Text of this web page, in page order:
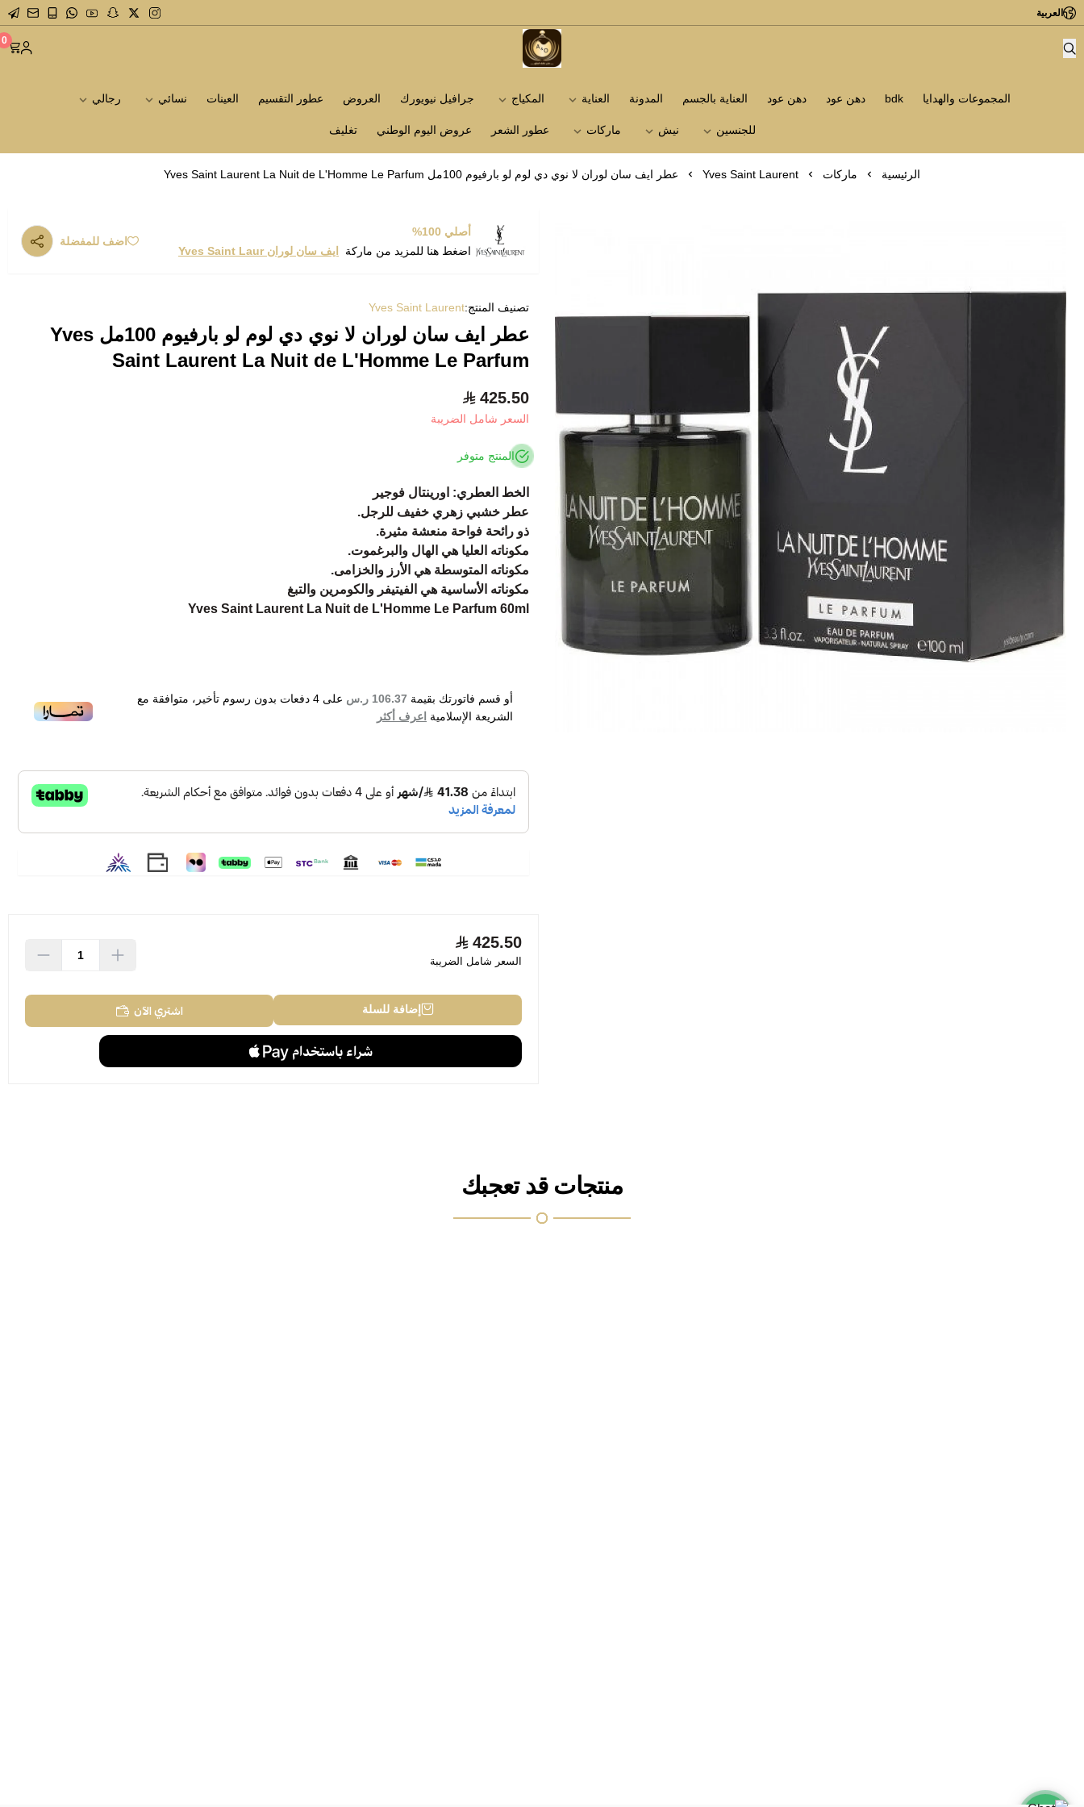
العربية
متجر عاشق العطور 0
المجموعات والهدايا bdk دهن عود دهن عود العناية بالجسم المدونة العناية المكياج جرافيل نيويورك العروض عطور التقسيم العينات نسائي رجالي
للجنسين نيش ماركات عطور الشعر عروض اليوم الوطني تغليف
الرئيسية ماركات Yves Saint Laurent عطر ايف سان لوران لا نوي دي لوم لو بارفيوم 100مل Yves Saint Laurent La Nuit de L'Homme Le Parfum
أصلي 100%
اضغط هنا للمزيد من ماركة
ايف سان لوران Yves Saint Laur
اضف للمفضلة
تصنيف المنتج:Yves Saint Laurent
عطر ايف سان لوران لا نوي دي لوم لو بارفيوم 100مل Yves
Saint Laurent La Nuit de L'Homme Le Parfum
425.50
السعر شامل الضريبة
المنتج متوفر
الخط العطري: اورينتال فوجير
عطر خشبي زهري خفيف للرجل.
ذو رائحة فواحة منعشة مثيرة.
مكوناته العليا هي الهال والبرغموت.
مكوناته المتوسطة هي الأرز والخزامى.
مكوناته الأساسية هي الفيتيفر والكومرين والتبغ
Yves Saint Laurent La Nuit de L'Homme Le Parfum 60ml
أو قسم فاتورتك بقيمة 106.37 ر.س على 4 دفعات بدون رسوم تأخير، متوافقة مع
الشريعة الإسلامية اعرف أكثر
425.50
السعر شامل الضريبة
إضافة للسلة اشتري الآن
منتجات قد تعجبك